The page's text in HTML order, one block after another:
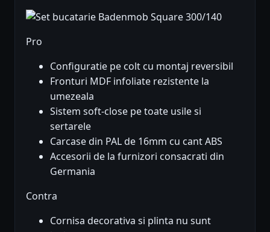
Pro
Configuratie pe colt cu montaj reversibil
Fronturi MDF infoliate rezistente la
umezeala
Sistem soft-close pe toate usile si
sertarele
Carcase din PAL de 16mm cu cant ABS
Accesorii de la furnizori consacrati din
Germania
Contra
Cornisa decorativa si plinta nu sunt